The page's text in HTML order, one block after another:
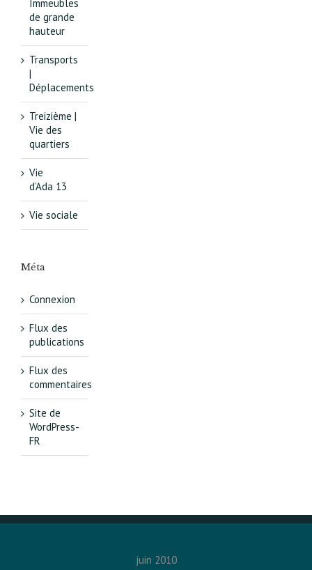
Immeubles
de grande
hauteur
Transports
|
Déplacements
Treizième |
Vie des
quartiers
Vie
d’Ada 13
Vie sociale
Méta
Connexion
Flux des
publications
Flux des
commentaires
Site de
WordPress-
FR
juin 2010